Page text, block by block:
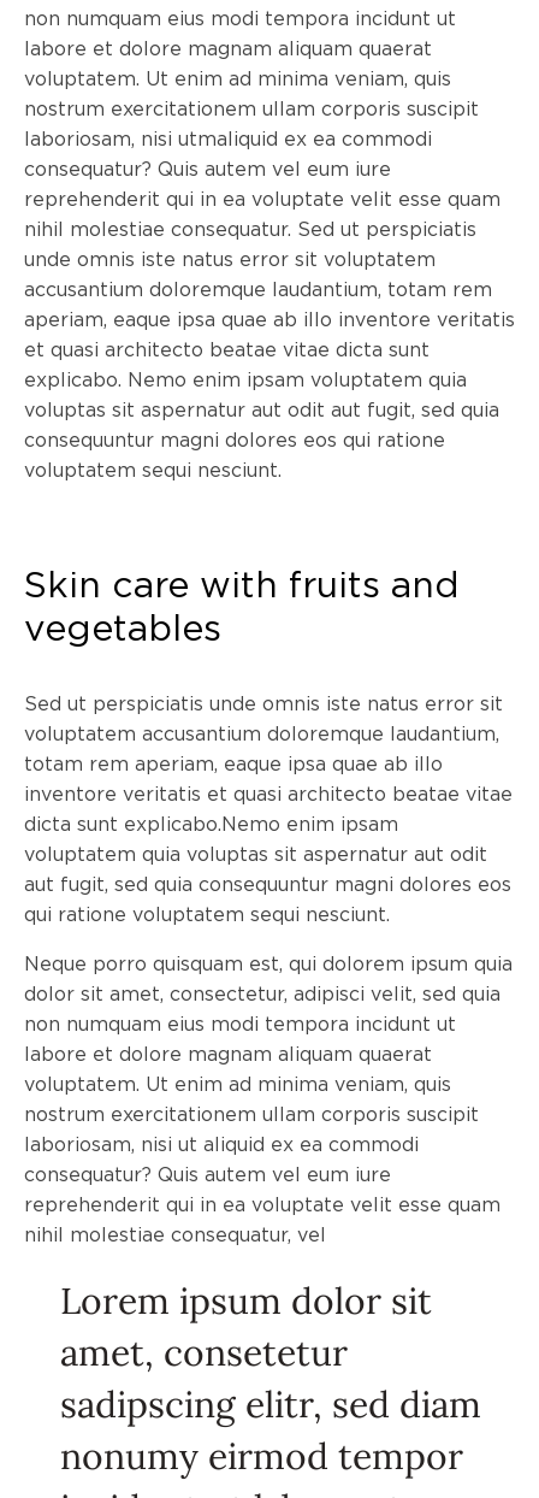
non numquam eius modi tempora incidunt ut
labore et dolore magnam aliquam quaerat
voluptatem. Ut enim ad minima veniam, quis
nostrum exercitationem ullam corporis suscipit
laboriosam, nisi utmaliquid ex ea commodi
consequatur? Quis autem vel eum iure
reprehenderit qui in ea voluptate velit esse quam
nihil molestiae consequatur. Sed ut perspiciatis
unde omnis iste natus error sit voluptatem
accusantium doloremque laudantium, totam rem
aperiam, eaque ipsa quae ab illo inventore veritatis
et quasi architecto beatae vitae dicta sunt
explicabo. Nemo enim ipsam voluptatem quia
voluptas sit aspernatur aut odit aut fugit, sed quia
consequuntur magni dolores eos qui ratione
voluptatem sequi nesciunt.
Skin care with fruits and
vegetables
Sed ut perspiciatis unde omnis iste natus error sit
voluptatem accusantium doloremque laudantium,
totam rem aperiam, eaque ipsa quae ab illo
inventore veritatis et quasi architecto beatae vitae
dicta sunt explicabo.Nemo enim ipsam
voluptatem quia voluptas sit aspernatur aut odit
aut fugit, sed quia consequuntur magni dolores eos
qui ratione voluptatem sequi nesciunt.
Neque porro quisquam est, qui dolorem ipsum quia
dolor sit amet, consectetur, adipisci velit, sed quia
non numquam eius modi tempora incidunt ut
labore et dolore magnam aliquam quaerat
voluptatem. Ut enim ad minima veniam, quis
nostrum exercitationem ullam corporis suscipit
laboriosam, nisi ut aliquid ex ea commodi
consequatur? Quis autem vel eum iure
reprehenderit qui in ea voluptate velit esse quam
nihil molestiae consequatur, vel
Lorem ipsum dolor sit
amet, consetetur
sadipscing elitr, sed diam
nonumy eirmod tempor